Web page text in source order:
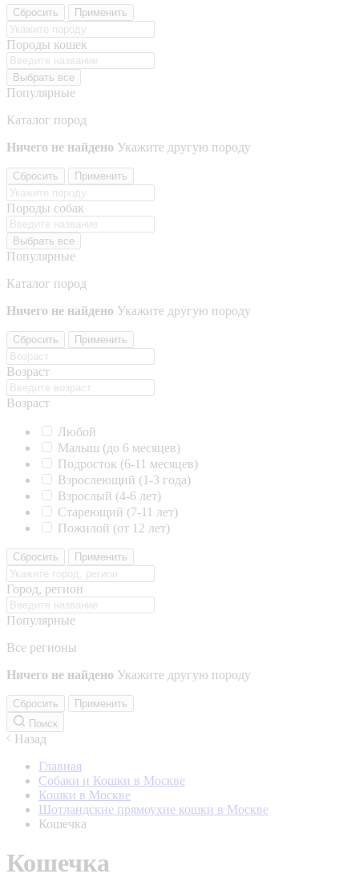
Сбросить Применить
Породы кошек
Выбрать все
Популярные
Каталог пород
Ничего не найдено Укажите другую породу
Сбросить Применить
Породы собак
Выбрать все
Популярные
Каталог пород
Ничего не найдено Укажите другую породу
Сбросить Применить
Возраст
Возраст
Любой
Малыш (до 6 месяцев)
Подросток (6-11 месяцев)
Взрослеющий (1-3 года)
Взрослый (4-6 лет)
Стареющий (7-11 лет)
Пожилой (от 12 лет)
Сбросить Применить
Город, регион
Популярные
Все регионы
Ничего не найдено Укажите другую породу
Сбросить
Применить
Поиск
Назад
Главная
Собаки и Кошки в Москве
Кошки в Москве
Шотландские прямоухие кошки в Москве
Кошечка
Кошечка